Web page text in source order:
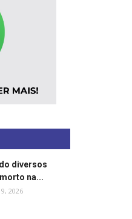
diversos
na...
9, 2026